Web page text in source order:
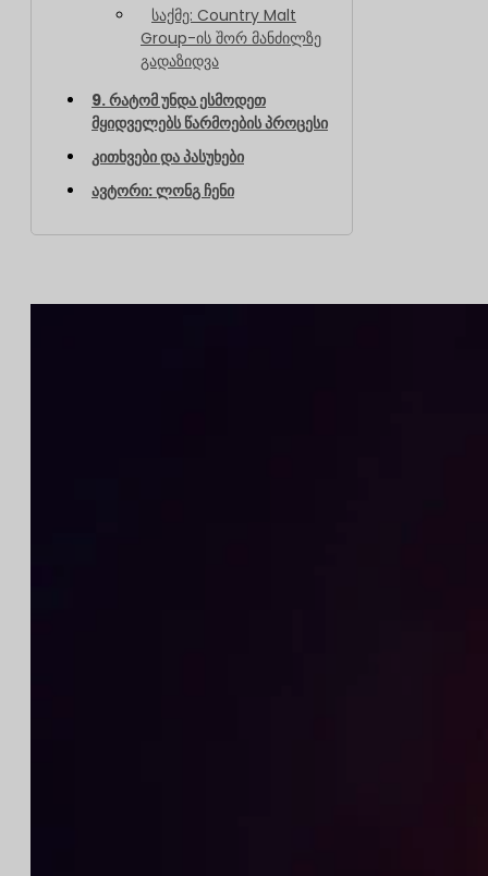
საქმე: Country Malt
Group-ის შორ მანძილზე
გადაზიდვა
9. რატომ უნდა ესმოდეთ
მყიდველებს წარმოების პროცესი
კითხვები და პასუხები
ავტორი: ლონგ ჩენი